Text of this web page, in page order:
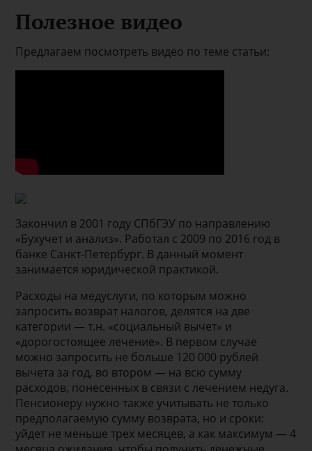
Полезное видео
Предлагаем посмотреть видео по теме статьи:
Закончил в 2001 году СПбГЭУ по направлению
«Бухучет и анализ». Работал с 2009 по 2016 год в
банке Санкт-Петербург. В данный момент
занимается юридической практикой.
Расходы на медуслуги, по которым можно
запросить возврат налогов, делятся на две
категории — т.н. «социальный вычет» и
«дорогостоящее лечение». В первом случае
можно запросить не больше 120 000 рублей
вычета за год, во втором — на всю сумму
расходов, понесенных в связи с лечением недуга.
Пенсионеру нужно также учитывать не только
предполагаемую сумму возврата, но и сроки:
уйдет не меньше трех месяцев, а как максимум — 4